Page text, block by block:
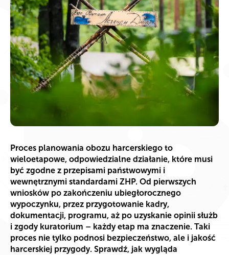
Proces planowania obozu harcerskiego to
wieloetapowe, odpowiedzialne działanie, które musi
być zgodne z przepisami państwowymi i
wewnętrznymi standardami ZHP. Od pierwszych
wniosków po zakończeniu ubiegłorocznego
wypoczynku, przez przygotowanie kadry,
dokumentacji, programu, aż po uzyskanie opinii służb
i zgody kuratorium – każdy etap ma znaczenie. Taki
proces nie tylko podnosi bezpieczeństwo, ale i jakość
harcerskiej przygody. Sprawdź, jak wygląda